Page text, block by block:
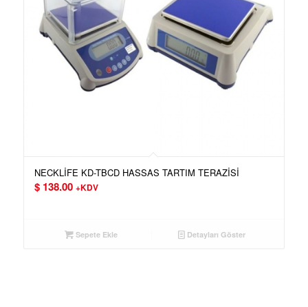
NECKLİFE KD-TBCD HASSAS TARTIM TERAZİSİ
$138.00 +KDV
Sepete Ekle Detayları Göster